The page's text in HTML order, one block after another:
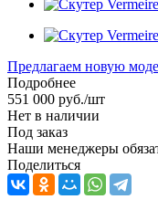
Предлагаем новую
Подробнее
551 000 руб./шт
Нет в наличии
Под заказ
Наши менеджеры
Поделиться